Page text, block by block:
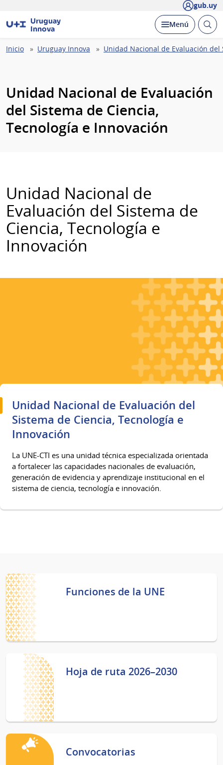
gub.uy
Uruguay
Innova
Desplegar
Menú Abrir
Ruta
Inicio Uruguay Innova Unidad Nacional de Evaluación del
Unidad Nacional de Evaluación
del Sistema de Ciencia,
Tecnología e Innovación
Unidad Nacional de
Evaluación del Sistema de
Ciencia, Tecnología e
Innovación
Unidad Nacional de Evaluación del
Sistema de Ciencia, Tecnología e
Innovación
La UNE-CTI es una unidad técnica especializada orientada
a fortalecer las capacidades nacionales de evaluación,
generación de evidencia y aprendizaje institucional en el
sistema de ciencia, tecnología e innovación.
Funciones de la UNE
Hoja de ruta 2026–2030
Convocatorias